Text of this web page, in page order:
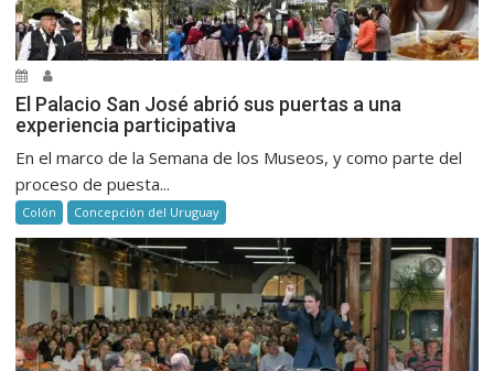
El Palacio San José abrió sus puertas a una
experiencia participativa
En el marco de la Semana de los Museos, y como parte del
proceso de puesta...
Colón Concepción del Uruguay